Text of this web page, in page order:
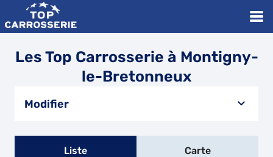
Les Top Carrosserie à Montigny-
le-Bretonneux
Modifier
Liste Carte